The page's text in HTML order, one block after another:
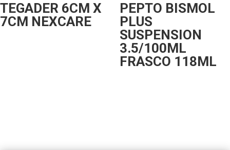
TEGADER 6CM X
7CM NEXCARE
PEPTO BISMOL
PLUS
SUSPENSION
3.5/100ML
FRASCO 118ML